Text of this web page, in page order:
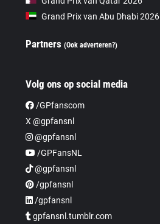
Grand Prix van Abu Dhabi 2026
Partners(Ook adverteren?)
Volg ons op social media
/GPfanscom
X @gpfansnl
@gpfansnl
/GPFansNL
@gpfansnl
/gpfansnl
/gpfansnl
gpfansnl.tumblr.com